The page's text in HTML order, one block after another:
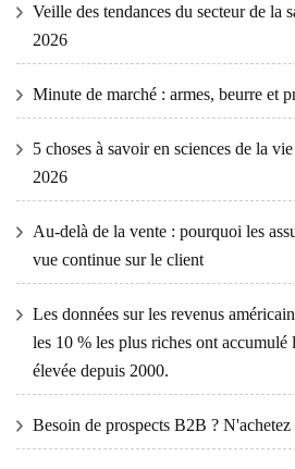
Veille des tendances du secteur de la
2026
Minute de marché : armes, beurre et
5 choses à savoir en sciences de la
2026
Au-delà de la vente : pourquoi les
vue continue sur le client
Les données sur les revenus
les 10 % les plus riches ont accumulé
élevée depuis 2000.
Besoin de prospects B2B ? N'achetez